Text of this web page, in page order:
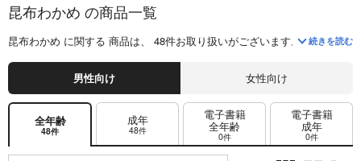
昆布わかめ の商品一覧
昆布わかめ に関する 商品は、 48件お取り扱いがございます。「私のこと
続きを読む
男性向け 女性向け
全年齢
48件
成年
48件
電子書籍
全年齢
0件
電子書籍
成年
0件